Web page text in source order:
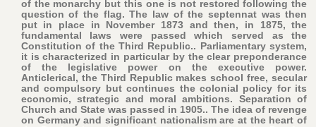
of the monarchy but this one is not restored following the
question of the flag. The law of the septennat was then
put in place in November 1873 and then, in 1875, the
fundamental laws were passed which served as the
Constitution of the Third Republic.. Parliamentary system,
it is characterized in particular by the clear preponderance
of the legislative power on the executive power.
Anticlerical, the Third Republic makes school free, secular
and compulsory but continues the colonial policy for its
economic, strategic and moral ambitions. Separation of
Church and State was passed in 1905.. The idea of revenge
on Germany and significant nationalism are at the heart of